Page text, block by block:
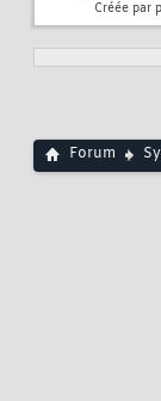
Créée par
Forum